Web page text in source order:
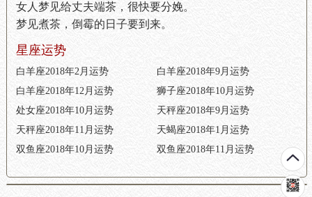
女人梦见给丈夫端茶，很快要分娩。
梦见煮茶，倒霉的日子要到来。
星座运势
白羊座2018年2月运势
白羊座2018年9月运势
白羊座2018年12月运势
狮子座2018年10月运势
处女座2018年10月运势
天秤座2018年9月运势
天秤座2018年11月运势
天蝎座2018年1月运势
双鱼座2018年10月运势
双鱼座2018年11月运势